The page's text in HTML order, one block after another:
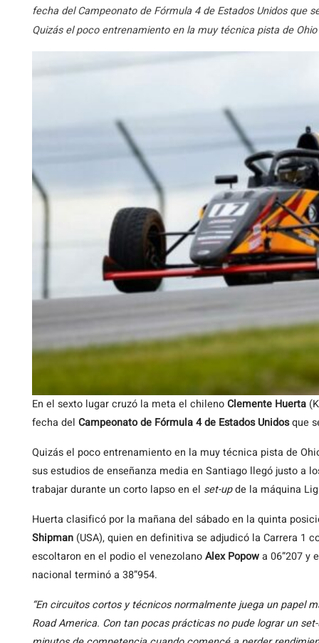
fecha del Campeonato de Fórmula 4 de Estados Unidos que
Quizás el poco entrenamiento en la muy técnica pista de
En el sexto lugar cruzó la meta el chilenoClemente Huerta
fecha del Campeonato de Fórmula 4 de Estados Unidosque
Quizás el poco entrenamiento en la muy técnica pista de
sus estudios de enseñanza media en Santiago llegó justo a
trabajar durante un corto lapso en el set-upde la máquina
Huerta clasificó por la mañana del sábado en la quinta
Shipman (USA), quien en definitiva se adjudicó la Carrera 1
escoltaron en el podio el venezolanoAlex Popowa 06”207 y
nacional terminó a 38”954.
“En circuitos cortos y técnicos normalmente juega un papel
Road America. Con tan pocas prácticas no pude lograr un